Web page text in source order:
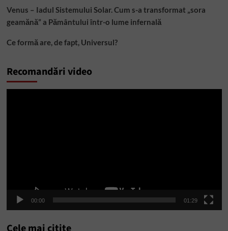
Venus – Iadul Sistemului Solar. Cum s-a transformat „sora
geamănă” a Pământului într-o lume infernală
Ce formă are, de fapt, Universul?
Recomandări video
00:00 01:29